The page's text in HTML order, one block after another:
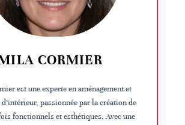
CORMIER
est une experte en aménagement et
passionnée par la création de
fonctionnels et esthétiques. Avec une